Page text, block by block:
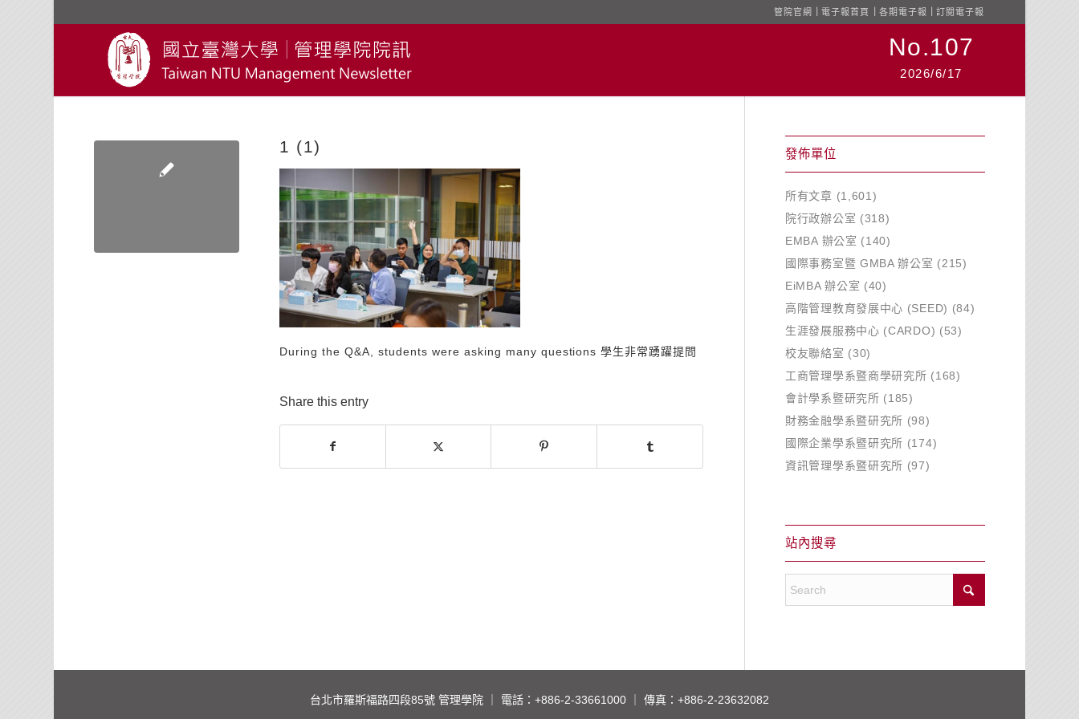
管院官網 電子報首頁 各期電子報 ｜訂閱電子報
No.107
2026/6/17
1 (1)
During the Q&A, students were asking many questions 學生非常踴躍提問
Share this entry
發佈單位
所有文章 (1,601)
院行政辦公室 (318)
EMBA 辦公室 (140)
國際事務室暨 GMBA 辦公室 (215)
EiMBA 辦公室 (40)
高階管理教育發展中心 (SEED) (84)
生涯發展服務中心 (CARDO) (53)
校友聯絡室 (30)
工商管理學系暨商學研究所 (168)
會計學系暨研究所 (185)
財務金融學系暨研究所 (98)
國際企業學系暨研究所 (174)
資訊管理學系暨研究所 (97)
站內搜尋
台北市羅斯福路四段85號 管理學院｜ 電話： +886-2-33661000｜ 傳真：+886-2-23632082